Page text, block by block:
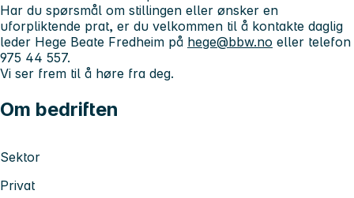
Har du spørsmål om stillingen eller ønsker en
uforpliktende prat, er du velkommen til å kontakte daglig
leder Hege Beate Fredheim på hege@bbw.no eller telefon
975 44 557.
Vi ser frem til å høre fra deg.
Om bedriften
Sektor
Privat